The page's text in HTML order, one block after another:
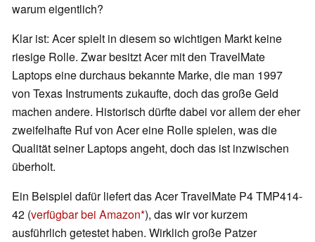
warum eigentlich?
Klar ist: Acer spielt in diesem so wichtigen Markt keine
riesige Rolle. Zwar besitzt Acer mit den TravelMate
Laptops eine durchaus bekannte Marke, die man 1997
von Texas Instruments zukaufte, doch das große Geld
machen andere. Historisch dürfte dabei vor allem der eher
zweifelhafte Ruf von Acer eine Rolle spielen, was die
Qualität seiner Laptops angeht, doch das ist inzwischen
überholt.
Ein Beispiel dafür liefert das Acer TravelMate P4 TMP414-
42 (verfügbar bei Amazon ), das wir vor kurzem
ausführlich getestet haben. Wirklich große Patzer